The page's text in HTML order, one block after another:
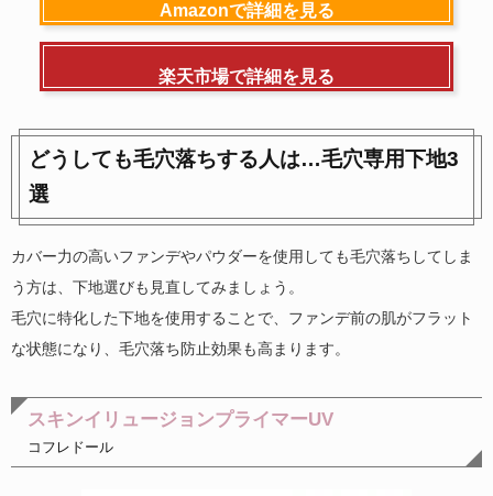
Amazonで詳細を見る
楽天市場で詳細を見る
どうしても毛穴落ちする人は…毛穴専用下地3
選
カバー力の高いファンデやパウダーを使用しても毛穴落ちしてしま
う方は、下地選びも見直してみましょう。
毛穴に特化した下地を使用することで、ファンデ前の肌がフラット
な状態になり、毛穴落ち防止効果も高まります。
スキンイリュージョンプライマーUV
コフレドール